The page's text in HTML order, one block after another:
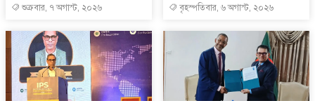
শুক্রবার, ৭ অগাস্ট, ২০২৬ বৃহস্পতিবার, ৬ অগাস্ট, ২০২৬